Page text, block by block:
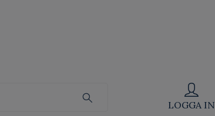
LOGGA IN